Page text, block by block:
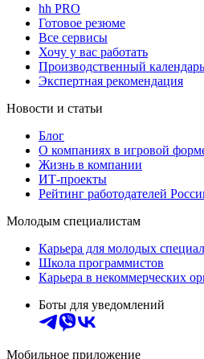
hh PRO
Готовое резюме
Все сервисы
Хочу у вас работать
Производственный календарь
Экспертная рекомендация
Новости и статьи
Блог
О компаниях в игровой
Жизнь в компании
ИТ-проекты
Рейтинг работодателей
Молодым специалистам
Карьера для молодых
Школа программистов
Карьера в некоммерческих
Боты для уведомлений
Мобильное приложение